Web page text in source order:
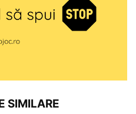
SIMILARE